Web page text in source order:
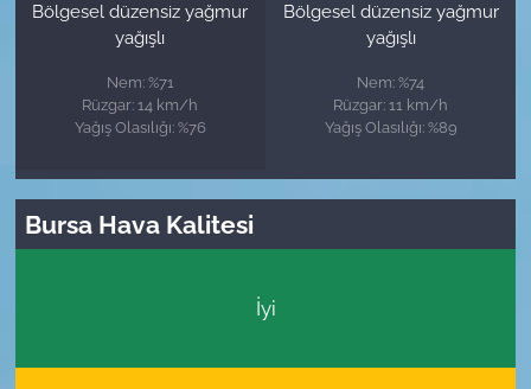
Bölgesel düzensiz yağmur
yağışlı
Nem: %71
Rüzgar: 14 km/h
Yağış Olasılığı: %76
Bölgesel düzensiz yağmur
yağışlı
Nem: %74
Rüzgar: 11 km/h
Yağış Olasılığı: %89
Bursa Hava Kalitesi
İyi